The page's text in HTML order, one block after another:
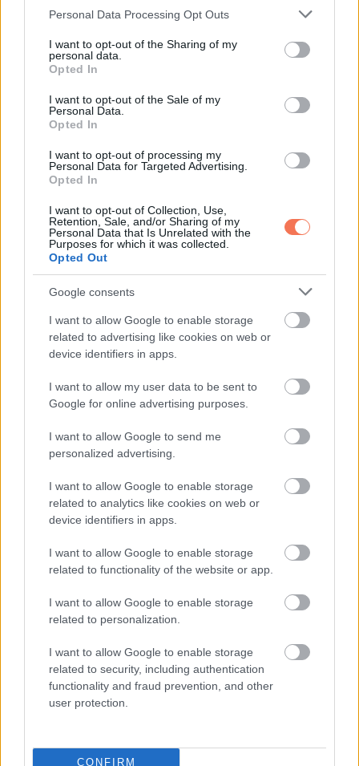
Please note that this website/app uses one or more Google
not limited to your visit or usage behaviour. You may click to
grant or deny consent to Google and its third-party tags to
use your data for below specified purposes in below Google
consent section.
Personal Data Processing Opt Outs
I want to opt-out of the Sharing of my
personal data.
Opted In
I want to opt-out of the Sale of my
Personal Data.
Opted In
I want to opt-out of processing my
Personal Data for Targeted Advertising.
Opted In
I want to opt-out of Collection, Use,
Retention, Sale, and/or Sharing of my
Personal Data that Is Unrelated with the
Purposes for which it was collected.
Opted Out
Google consents
I want to allow Google to enable storage
related to advertising like cookies on web or
device identifiers in apps.
I want to allow my user data to be sent to
Google for online advertising purposes.
I want to allow Google to send me
personalized advertising.
I want to allow Google to enable storage
related to analytics like cookies on web or
device identifiers in apps.
I want to allow Google to enable storage
related to functionality of the website or app.
I want to allow Google to enable storage
related to personalization.
I want to allow Google to enable storage
related to security, including authentication
functionality and fraud prevention, and other
user protection.
CONFIRM
szolgált, és egy csepp félelmet sem mutatott. Arról
álmodott, hogy pilóta lesz, de a színvaksága ezt
megakadályozta.
mérhetetlenül büszke volt.Bár reményei, hogy
repülőgépet irányíthat, soha nem teljesültek, MacLean
segített abban, hogy unokája álmai valóra váljanak.
Az online válasz
A nagypapa és unokája esküvője napján készült fotók
kommentet gyűjtöttek. A szívből jövő családi szeretet
megnyilvánulása meghatotta a netezőket.